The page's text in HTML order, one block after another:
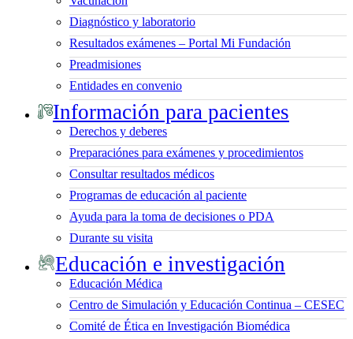
Diagnóstico y laboratorio
Resultados exámenes – Portal Mi Fundación
Preadmisiones
Entidades en convenio
Información para pacientes
Derechos y deberes
Preparaciónes para exámenes y procedimientos
Consultar resultados médicos
Programas de educación al paciente
Ayuda para la toma de decisiones o PDA
Durante su visita
Educación e investigación
Educación Médica
Centro de Simulación y Educación Continua – CESEC
Comité de Ética en Investigación Biomédica